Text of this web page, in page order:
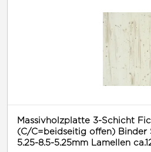
Massivholzplatte 3-Schicht
(C/C=beidseitig offen) Binder
5.25-8.5-5.25mm Lamellen